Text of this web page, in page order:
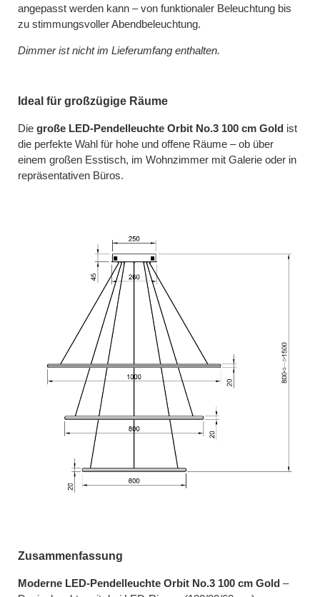
angepasst werden kann – von funktionaler Beleuchtung bis
zu stimmungsvoller Abendbeleuchtung.
Dimmer ist nicht im Lieferumfang enthalten.
Ideal für großzügige Räume
Die große LED-Pendelleuchte Orbit No.3 100 cm Gold ist
die perfekte Wahl für hohe und offene Räume – ob über
einem großen Esstisch, im Wohnzimmer mit Galerie oder in
repräsentativen Büros.
Zusammenfassung
Moderne LED-Pendelleuchte Orbit No.3 100 cm Gold –